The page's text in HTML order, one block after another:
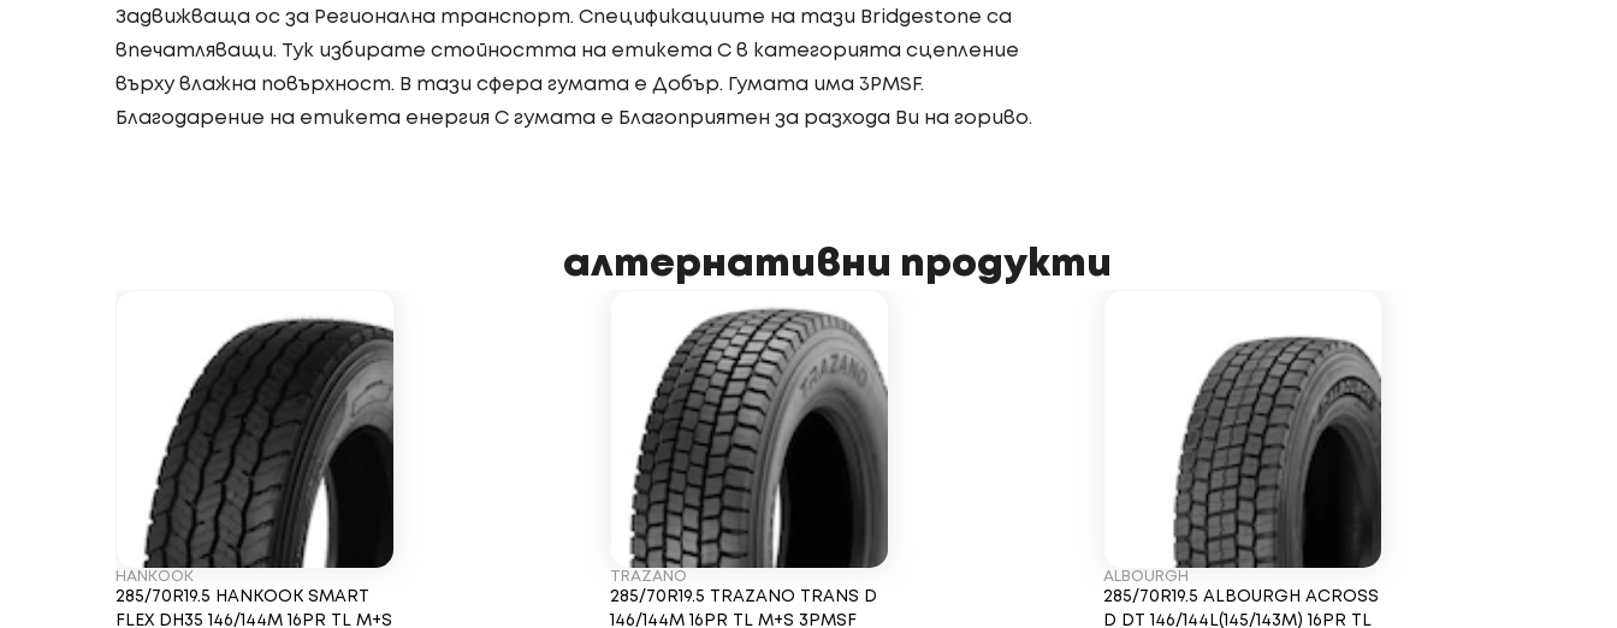
Задвижваща ос за Регионална транспорт. Спецификациите на тази Bridgestone са
впечатляващи. Тук избирате стойността на етикета C в категорията сцепление
върху влажна повърхност. В тази сфера гумата е Добър. Гумата има 3PMSF.
Благодарение на етикета енергия C гумата е Благоприятен за разхода Ви на гориво.
алтернативни продукти
HANKOOK
285/70R19.5 HANKOOK SMART
FLEX DH35 146/144M 16PR TL M+S
TRAZANO
285/70R19.5 TRAZANO TRANS D
146/144M 16PR TL M+S 3PMSF
ALBOURGH
285/70R19.5 ALBOURGH ACROSS
D DT 146/144L(145/143M) 16PR TL